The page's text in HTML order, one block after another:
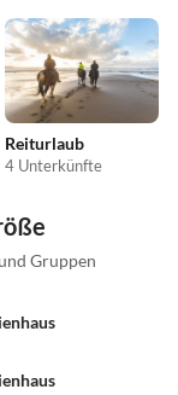
Reiturlaub
4 Unterkünfte
Gruppen